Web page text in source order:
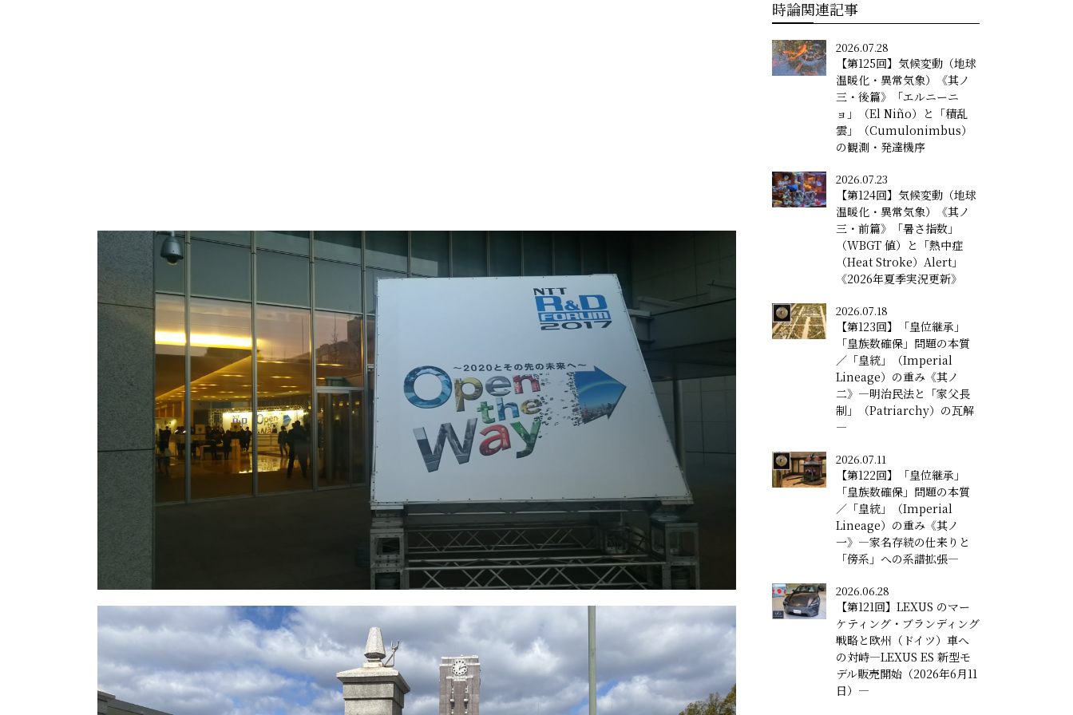
時論関連記事
2026.07.28
【第125回】気候変動（地球
温暖化・異常気象）《其ノ
三・後篇》「エルニーニ
ョ」（El Niño）と「積乱
雲」（Cumulonimbus）
の観測・発達機序
2026.07.23
【第124回】気候変動（地球
温暖化・異常気象）《其ノ
三・前篇》「暑さ指数」
（WBGT 値）と「熱中症
（Heat Stroke）Alert」
《2026年夏季実況更新》
2026.07.18
【第123回】「皇位継承」
「皇族数確保」問題の本質
／「皇統」（Imperial
Lineage）の重み《其ノ
二》―明治民法と「家父長
制」（Patriarchy）の瓦解
―
2026.07.11
【第122回】「皇位継承」
「皇族数確保」問題の本質
／「皇統」（Imperial
Lineage）の重み《其ノ
一》―家名存続の仕来りと
「傍系」への系譜拡張―
2026.06.28
【第121回】LEXUS のマー
ケティング・ブランディング
戦略と欧州（ドイツ）車へ
の対峙―LEXUS ES 新型モ
デル販売開始（2026年6月11
日）―